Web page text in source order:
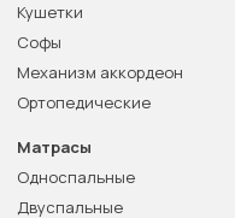
Кушетки
Софы
Механизм аккордеон
Ортопедические
Матрасы
Односпальные
Двуспальные